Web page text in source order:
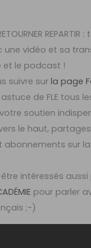
une vidéo et sa
et le podcast !
suivre surla page
de FLE tous
soutien
le haut,
abonnements sur la
intéressés
pour parler
;-)